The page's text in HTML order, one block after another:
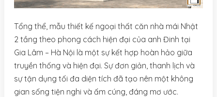
Tổng thể, mẫu thiết kế ngoại thất căn nhà mái Nhật
2 tầng theo phong cách hiện đại của anh Đinh tại
Gia Lâm – Hà Nội là một sự kết hợp hoàn hảo giữa
truyền thống và hiện đại. Sự đơn giản, thanh lịch và
sự tận dụng tối đa diện tích đã tạo nên một không
gian sống tiện nghi và ấm cúng, đáng mơ ước.